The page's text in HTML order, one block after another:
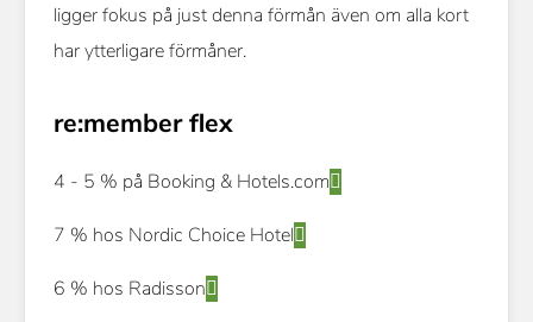
ligger fokus på just denna förmån även om alla kort
har ytterligare förmåner.
re:member flex
4 - 5 % på Booking & Hotels.com
7 % hos Nordic Choice Hotel
6 % hos Radisson